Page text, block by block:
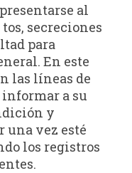
al
secreciones
para
En este
las líneas de
informar a su
y
una vez esté
los registros